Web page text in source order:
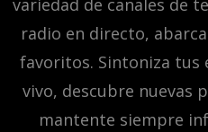
variedad de canales de
radio en directo,
favoritos. Sintoniza tus
vivo, descubre nuevas
mantente siempre